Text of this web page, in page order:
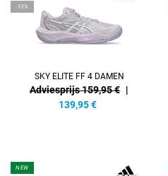
-13%
SKY ELITE FF 4 DAMEN
Adviesprijs 159,95 € |
139,95 €
NEW